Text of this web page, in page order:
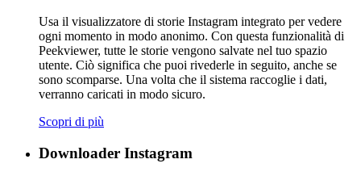
Usa il visualizzatore di storie Instagram integrato per vedere
ogni momento in modo anonimo. Con questa funzionalità di
Peekviewer, tutte le storie vengono salvate nel tuo spazio
utente. Ciò significa che puoi rivederle in seguito, anche se
sono scomparse. Una volta che il sistema raccoglie i dati,
verranno caricati in modo sicuro.
Scopri di più
Downloader Instagram